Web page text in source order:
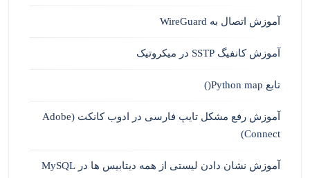
آموزش اتصال به WireGuard
آموزش کانفیگ SSTP در میکروتیک
تابع Python map()
آموزش رفع مشکل تایپ فارسی در ادوب کانکت (Adobe
Connect)
آموزش نشان دادن لیستی از همه دیتابیس ها در MySQL